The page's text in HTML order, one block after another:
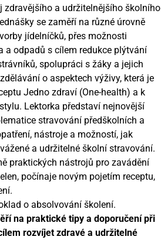
zdravějšího a udržitelnějšího školního
se zaměří na různé úrovně
jídelníčků, přes možnosti
a odpadů s cílem redukce plýtvání
spolupráci s žáky a jejich
o aspektech výživy, která je
Jedno zdraví (One-health) a k
Lektorka představí nejnovější
stravování předškolních a
nástroje a možností, jak
a udržitelné školní stravování.
praktických nástrojů pro zavádění
počínaje novým pojetím receptu,
o absolvování školení.
na praktické tipy a doporučení při
rozvíjet zdravé a udržitelné